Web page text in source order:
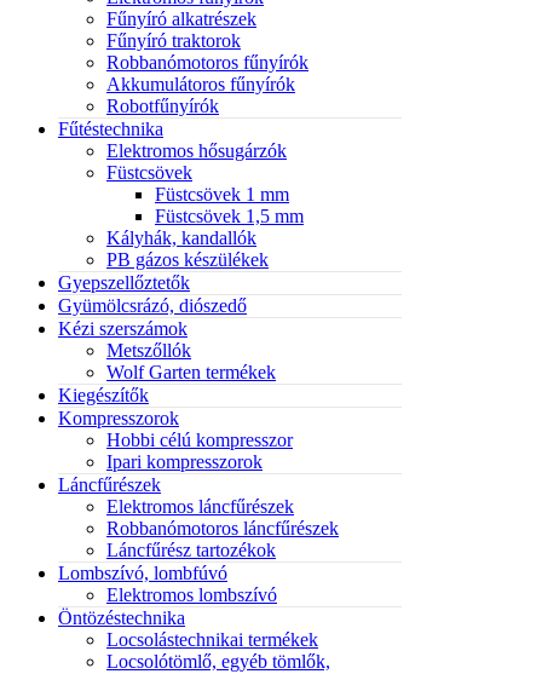
Fűnyíró alkatrészek
Fűnyíró traktorok
Robbanómotoros fűnyírók
Akkumulátoros fűnyírók
Robotfűnyírók
Fűtéstechnika
Elektromos hősugárzók
Füstcsövek
Füstcsövek 1 mm
Füstcsövek 1,5 mm
Kályhák, kandallók
PB gázos készülékek
Gyepszellőztetők
Gyümölcsrázó, diószedő
Kézi szerszámok
Metszőllók
Wolf Garten termékek
Kiegészítők
Kompresszorok
Hobbi célú kompresszor
Ipari kompresszorok
Láncfűrészek
Elektromos láncfűrészek
Robbanómotoros láncfűrészek
Láncfűrész tartozékok
Lombszívó, lombfúvó
Elektromos lombszívó
Öntözéstechnika
Locsolástechnikai termékek
Locsolótömlő, egyéb tömlők,